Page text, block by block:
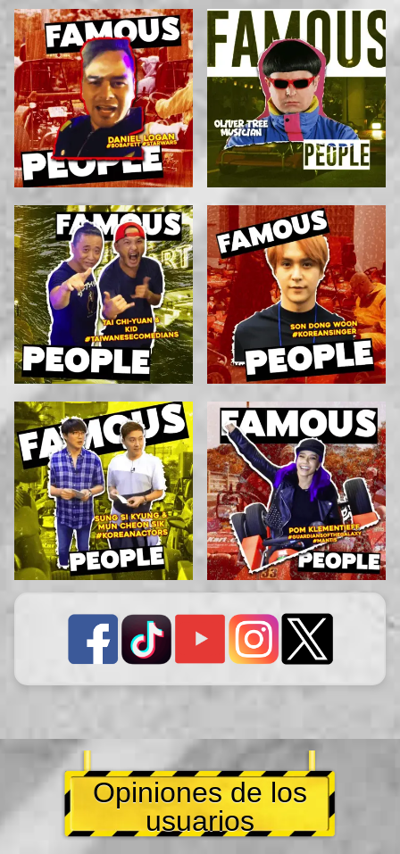
Opiniones de los
usuarios